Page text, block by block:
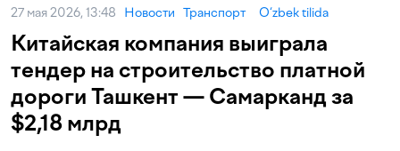
27 мая 2026, 13:48 Новости Транспорт O‘zbek tilida
Китайская компания выиграла
тендер на строительство платной
дороги Ташкент — Самарканд за
$2,18 млрд